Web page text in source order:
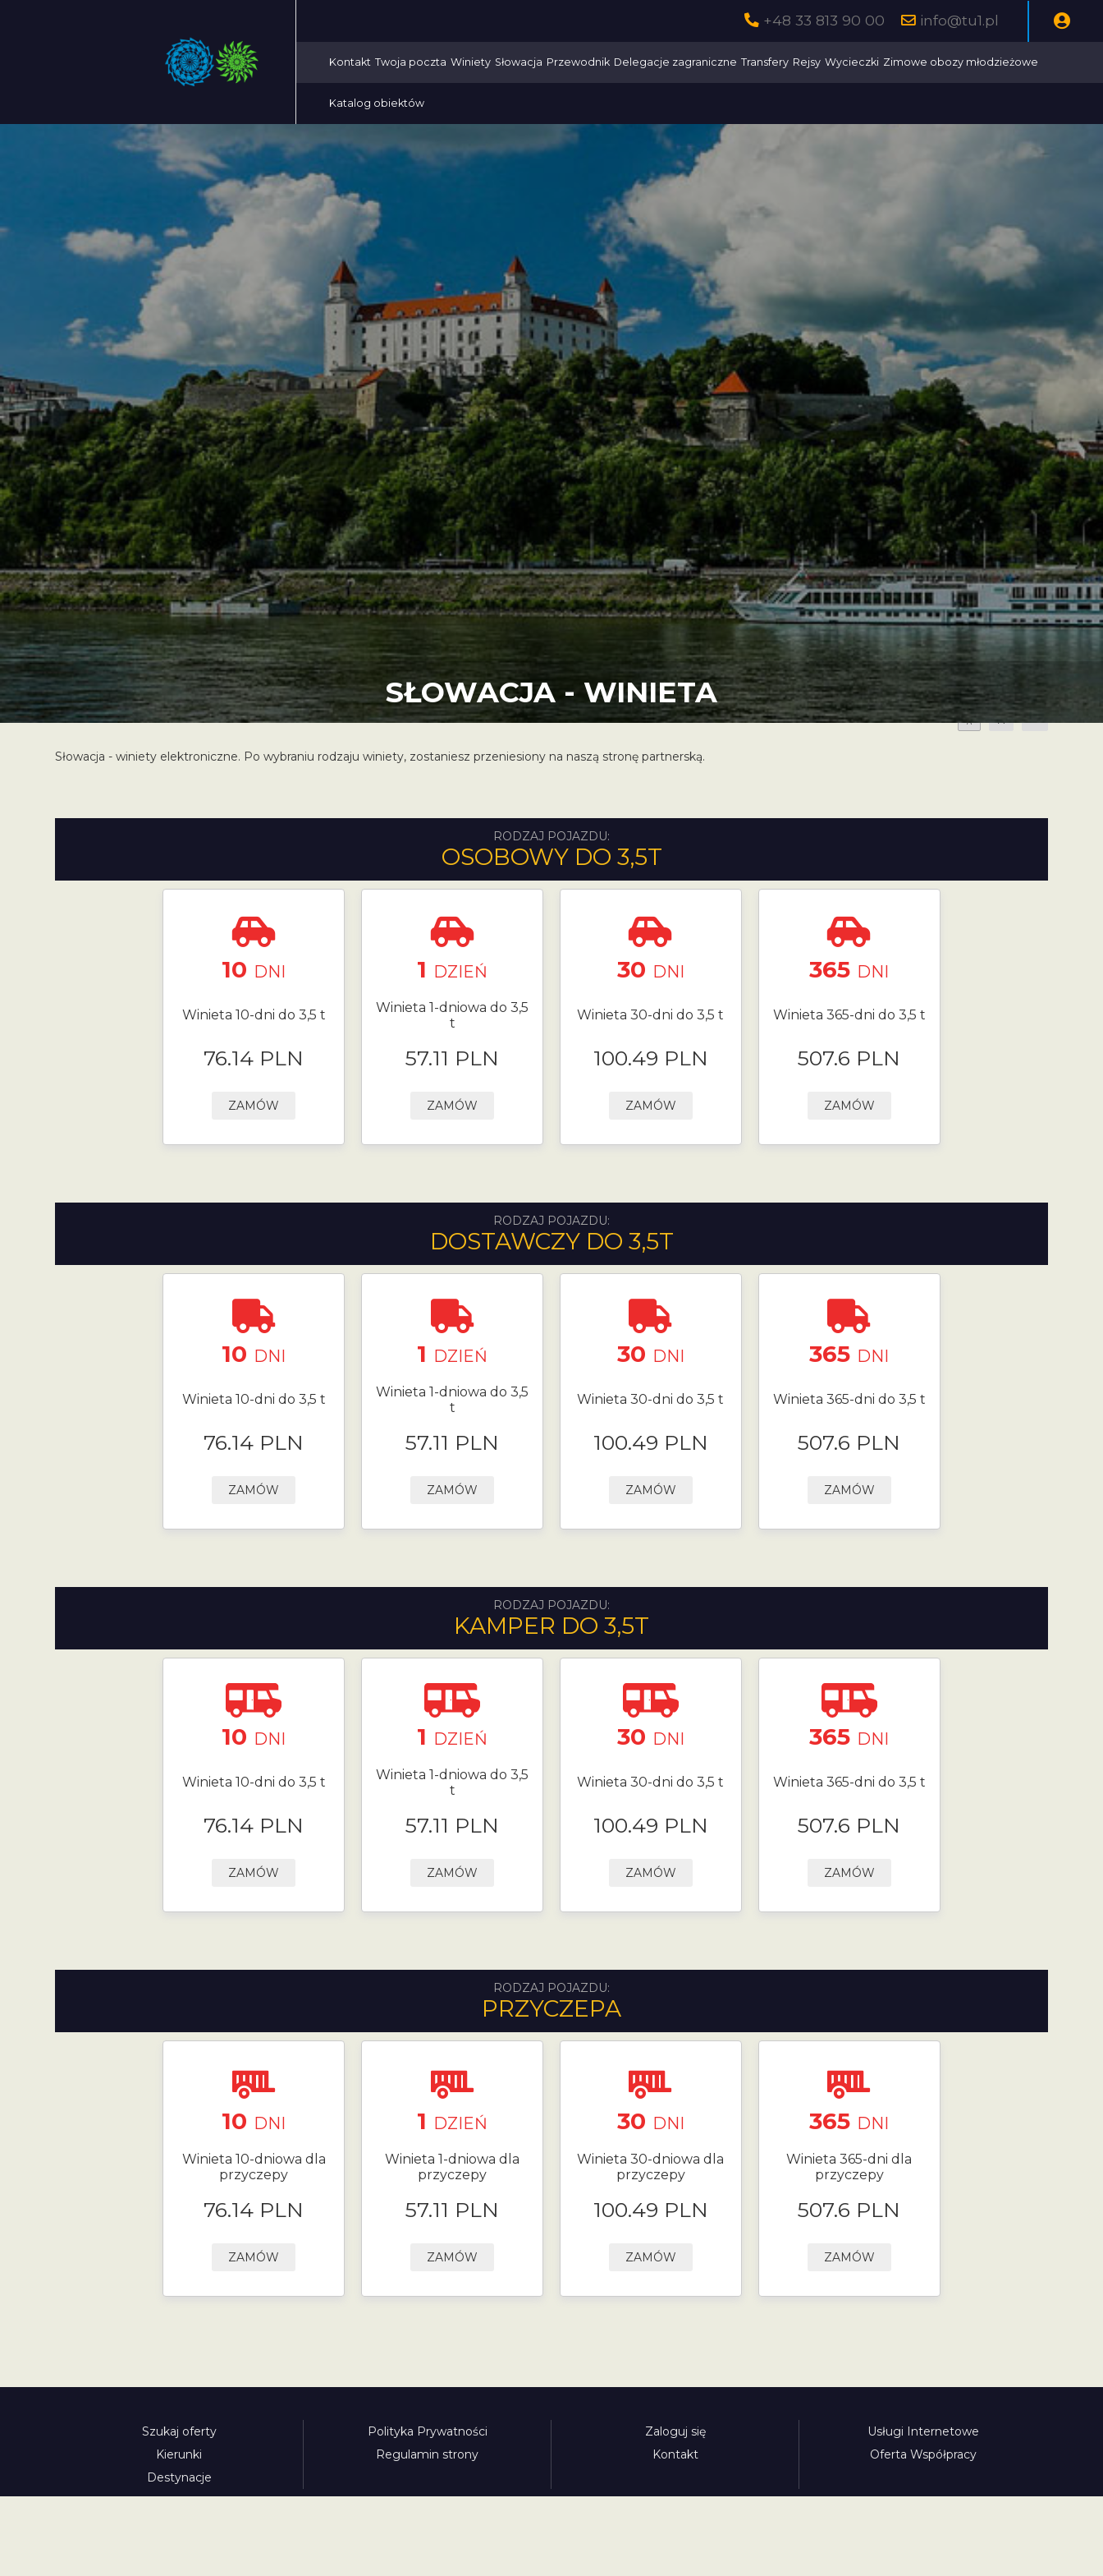
+48 33 813 90 00 info@tu1.pl
Kontakt Twoja poczta Winiety Słowacja Przewodnik Delegacje zagraniczne Transfery Rejsy Wycieczki Zimowe obozy młodzieżowe
Katalog obiektów
SŁOWACJA - WINIETA
A A
Słowacja - winiety elektroniczne. Po wybraniu rodzaju winiety, zostaniesz przeniesiony na naszą stronę partnerską.
RODZAJ POJAZDU:
OSOBOWY DO 3,5T
10 DNI
Winieta 10-dni do 3,5 t
76.14 PLN
ZAMÓW
1 DZIEŃ
Winieta 1-dniowa do 3,5
t
57.11 PLN
ZAMÓW
30 DNI
Winieta 30-dni do 3,5 t
100.49 PLN
ZAMÓW
365 DNI
Winieta 365-dni do 3,5 t
507.6 PLN
ZAMÓW
RODZAJ POJAZDU:
DOSTAWCZY DO 3,5T
10 DNI
Winieta 10-dni do 3,5 t
76.14 PLN
ZAMÓW
1 DZIEŃ
Winieta 1-dniowa do 3,5
t
57.11 PLN
ZAMÓW
30 DNI
Winieta 30-dni do 3,5 t
100.49 PLN
ZAMÓW
365 DNI
Winieta 365-dni do 3,5 t
507.6 PLN
ZAMÓW
RODZAJ POJAZDU:
KAMPER DO 3,5T
10 DNI
Winieta 10-dni do 3,5 t
76.14 PLN
ZAMÓW
1 DZIEŃ
Winieta 1-dniowa do 3,5
t
57.11 PLN
ZAMÓW
30 DNI
Winieta 30-dni do 3,5 t
100.49 PLN
ZAMÓW
365 DNI
Winieta 365-dni do 3,5 t
507.6 PLN
ZAMÓW
RODZAJ POJAZDU:
PRZYCZEPA
10 DNI
Winieta 10-dniowa dla
przyczepy
76.14 PLN
ZAMÓW
1 DZIEŃ
Winieta 1-dniowa dla
przyczepy
57.11 PLN
ZAMÓW
30 DNI
Winieta 30-dniowa dla
przyczepy
100.49 PLN
ZAMÓW
365 DNI
Winieta 365-dni dla
przyczepy
507.6 PLN
ZAMÓW
Szukaj oferty
Kierunki
Destynacje
Polityka Prywatności
Regulamin strony
Zaloguj się
Kontakt
Usługi Internetowe
Oferta Współpracy